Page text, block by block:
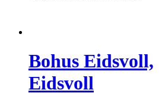
Bohus Eidsvoll,
Eidsvoll